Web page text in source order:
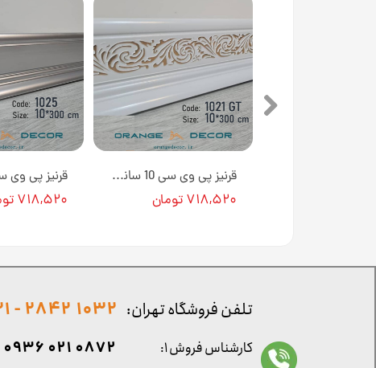
۷۱۸,۵۲۰ تومان
قرنیز پی وی سی 10 سانتی متری طرح گلدار سفید طلایی کد 1021GT [انبار تهران]
۷۱۸,۵۲۰ تومان
تلفن فروشگاه تهران: 1032 2842 - 021
کارشناس فروش ۱: 0872 021 0936